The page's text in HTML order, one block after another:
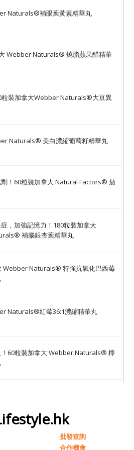
Naturals®補眼葉黃素精華丸
Webber Naturals® 燒脂蘋果醋精華
粒裝加拿大Webber Naturals®大豆異
Naturals® 美白濃縮葡萄籽精華丸
！60粒裝加拿大 Natural Factors® 茄
，加強記憶力！180粒裝加拿大
補腦銀杏葉精華丸
Webber Naturals® 特強抗氧化巴西莓
Naturals®紅莓36:1濃縮精華丸
60粒裝加拿大 Webber Naturals® 檸
批發查詢
合作機會